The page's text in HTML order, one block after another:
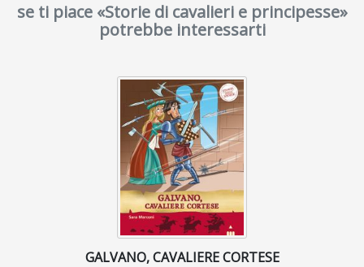
se ti piace «Storie di cavalieri e principesse»
potrebbe interessarti
GALVANO, CAVALIERE CORTESE